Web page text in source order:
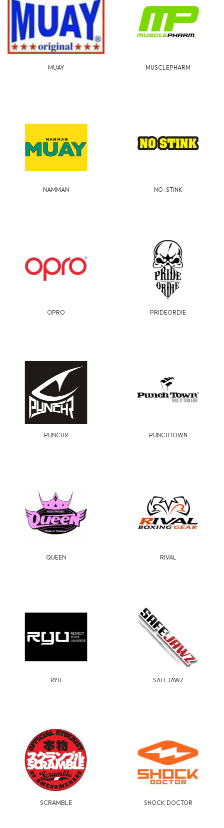
MUAY MUSCLEPHARM
NAMMAN NO-STINK
OPRO PRIDEORDIE
PUNCHR PUNCHTOWN
QUEEN RIVAL
RYU SAFEJAWZ
SCRAMBLE SHOCK DOCTOR